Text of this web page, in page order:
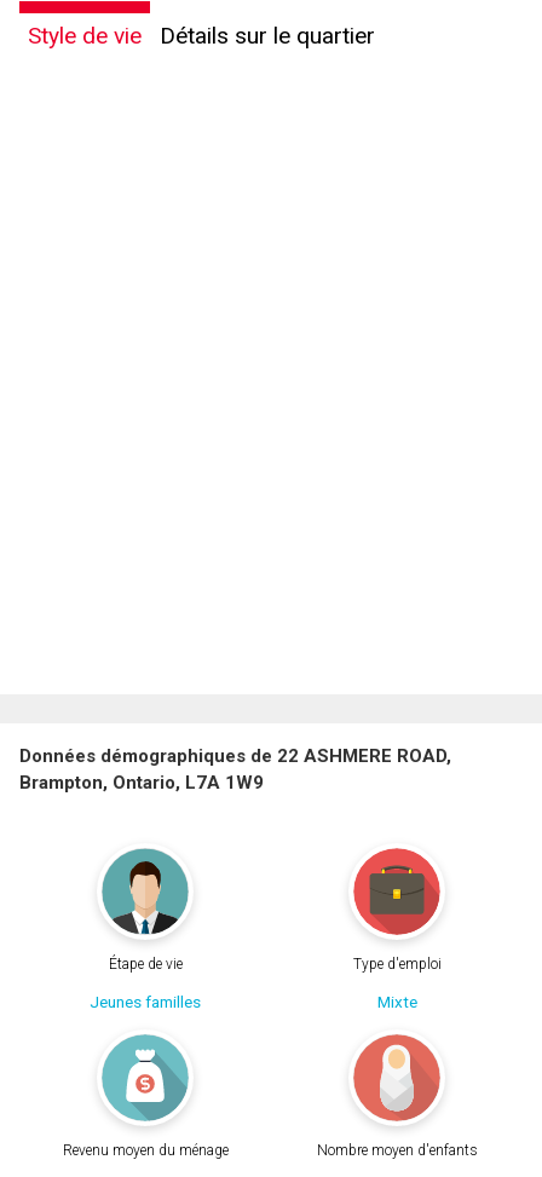
Style de vie Détails sur le quartier
Données démographiques de 22 ASHMERE ROAD,
Brampton, Ontario, L7A 1W9
Étape de vie
Jeunes familles
Type d'emploi
Mixte
Revenu moyen du ménage Nombre moyen d'enfants